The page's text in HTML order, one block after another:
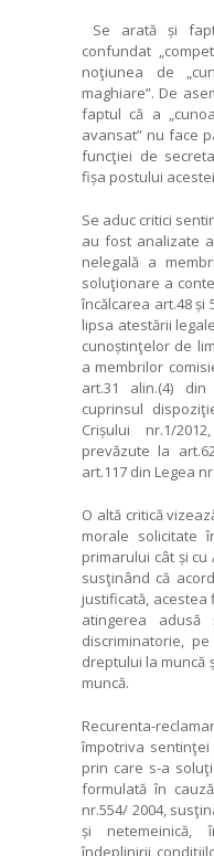
Se arată și
confundat „
noţiunea de „
maghiare”. De
faptul că a „
avansat” nu face
funcţiei de
fișa postului
Se aduc critici
au fost analizate
nelegală a
soluţionare a
încălcarea art.48 și
lipsa atestării
cunoștinţelor de
a membrilor
art.31 alin.(4)
cuprinsul
Crișului nr.1/
prevăzute la
art.117 din Legea
O altă critică
morale solicitate
primarului cât și cu
susţinând că
justificată,
atingerea adusă
discriminatorie,
dreptului la muncă
muncă.
Recurenta-
împotriva sentinţei
prin care s-a
formulată în
nr.554/ 2004,
și netemeinică,
îndeplinirii